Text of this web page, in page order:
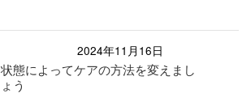
2024年11月16日
状態によってケアの方法を変えまし
ょう